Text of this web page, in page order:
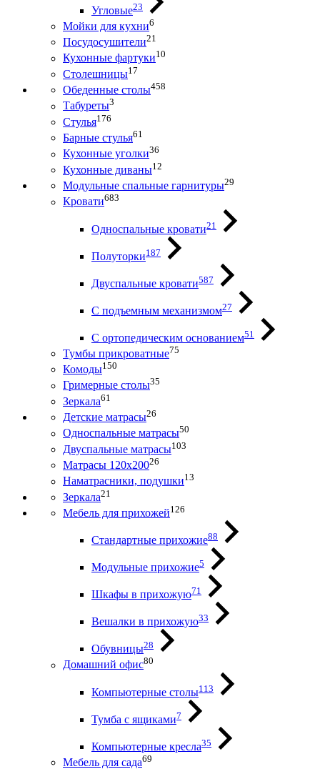
Угловые23
Мойки для кухни6
Посудосушители21
Кухонные фартуки10
Столешницы17
Обеденные столы458
Табуреты3
Стулья176
Барные стулья61
Кухонные уголки36
Кухонные диваны12
Модульные спальные гарнитуры29
Кровати683
Односпальные кровати21
Полуторки187
Двуспальные кровати587
С подъемным механизмом27
С ортопедическим основанием51
Тумбы прикроватные75
Комоды150
Гримерные столы35
Зеркала61
Детские матрасы26
Односпальные матрасы50
Двуспальные матрасы103
Матрасы 120х20026
Наматрасники, подушки13
Зеркала21
Мебель для прихожей126
Стандартные прихожие88
Модульные прихожие5
Шкафы в прихожую71
Вешалки в прихожую33
Обувницы28
Домашний офис80
Компьютерные столы113
Тумба с ящиками7
Компьютерные кресла35
Мебель для сада69